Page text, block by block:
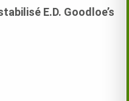
E.D. Goodloe’s